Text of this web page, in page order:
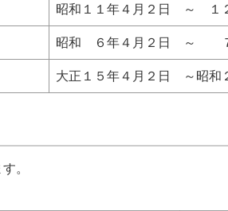
昭和１１年４月２日 ～ １
昭和 ６年４月２日 ～ ７
大正１５年４月２日 ～昭
。